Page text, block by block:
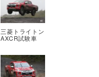
三菱トライトン
AXCR試験車